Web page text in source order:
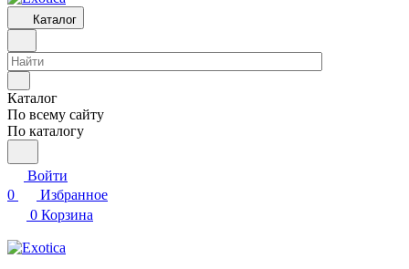
Каталог
Каталог
По всему сайту
По каталогу
Войти
0
Избранное
0 Корзина